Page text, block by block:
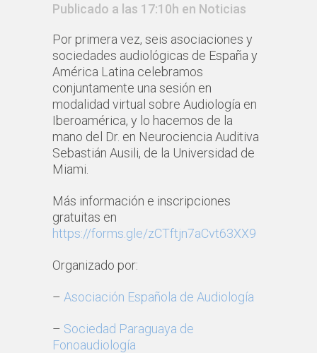
Publicado a las 17:10h en Noticias
Por primera vez, seis asociaciones y
sociedades audiológicas de España y
América Latina celebramos
conjuntamente una sesión en
modalidad virtual sobre Audiología en
Iberoamérica, y lo hacemos de la
mano del Dr. en Neurociencia Auditiva
Sebastián Ausili, de la Universidad de
Miami.
Más información e inscripciones
gratuitas en
https://forms.gle/zCTftjn7aCvt63XX9
Organizado por:
– Asociación Española de Audiología
– Sociedad Paraguaya de
Fonoaudiología